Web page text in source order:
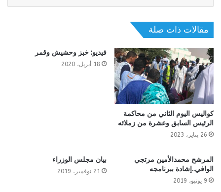
مقالات ذات صلة
كواليس اليوم الثاني من محاكمة
الرئيس السابق وعشرة من زملائه
26 يناير، 2023
فيديو: خبز وحشيش وقمر
18 أبريل، 2020
المرشح محمدالأمين مرتجي
الوافي..إشادة ببرنامجه
9 يونيو، 2019
بيان مجلس الوزراء
21 نوفمبر، 2019